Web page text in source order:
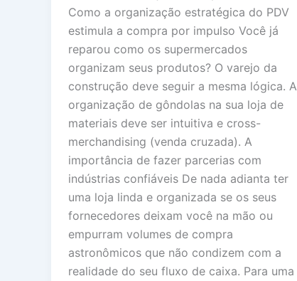
Como a organização estratégica do PDV
estimula a compra por impulso Você já
reparou como os supermercados
organizam seus produtos? O varejo da
construção deve seguir a mesma lógica. A
organização de gôndolas na sua loja de
materiais deve ser intuitiva e cross-
merchandising (venda cruzada). A
importância de fazer parcerias com
indústrias confiáveis De nada adianta ter
uma loja linda e organizada se os seus
fornecedores deixam você na mão ou
empurram volumes de compra
astronômicos que não condizem com a
realidade do seu fluxo de caixa. Para uma